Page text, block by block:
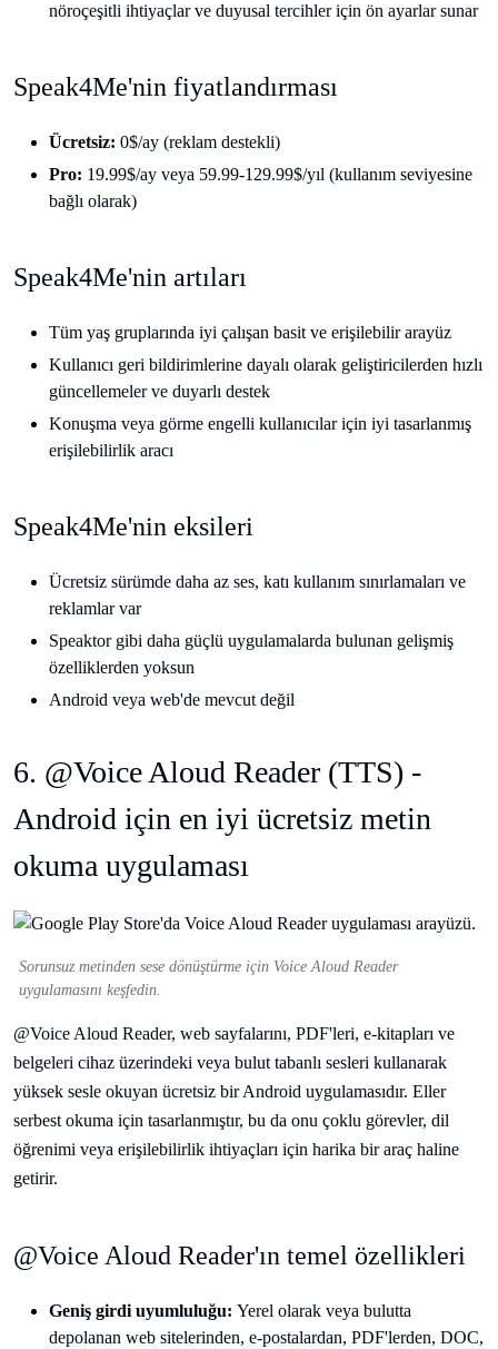
nöroçeşitli ihtiyaçlar ve duyusal tercihler için ön ayarlar sunar
Speak4Me'nin fiyatlandırması
Ücretsiz: 0$/ay (reklam destekli)
Pro: 19.99$/ay veya 59.99-129.99$/yıl (kullanım seviyesine
bağlı olarak)
Speak4Me'nin artıları
Tüm yaş gruplarında iyi çalışan basit ve erişilebilir arayüz
Kullanıcı geri bildirimlerine dayalı olarak geliştiricilerden hızlı
güncellemeler ve duyarlı destek
Konuşma veya görme engelli kullanıcılar için iyi tasarlanmış
erişilebilirlik aracı
Speak4Me'nin eksileri
Ücretsiz sürümde daha az ses, katı kullanım sınırlamaları ve
reklamlar var
Speaktor gibi daha güçlü uygulamalarda bulunan gelişmiş
özelliklerden yoksun
Android veya web'de mevcut değil
6. @Voice Aloud Reader (TTS) -
Android için en iyi ücretsiz metin
okuma uygulaması
Sorunsuz metinden sese dönüştürme için Voice Aloud Reader
uygulamasını keşfedin.
@Voice Aloud Reader, web sayfalarını, PDF'leri, e-kitapları ve
belgeleri cihaz üzerindeki veya bulut tabanlı sesleri kullanarak
yüksek sesle okuyan ücretsiz bir Android uygulamasıdır. Eller
serbest okuma için tasarlanmıştır, bu da onu çoklu görevler, dil
öğrenimi veya erişilebilirlik ihtiyaçları için harika bir araç haline
getirir.
@Voice Aloud Reader'ın temel özellikleri
Geniş girdi uyumluluğu: Yerel olarak veya bulutta
depolanan web sitelerinden, e-postalardan, PDF'lerden, DOC,